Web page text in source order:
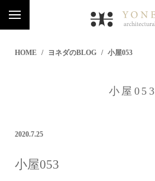
HOME ヨネダのBLOG 小屋053
小屋053
2020.7.25
小屋053